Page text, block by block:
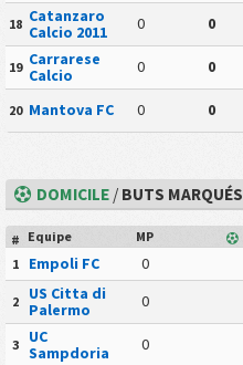
18 Catanzaro
Calcio 2011
0 0
19 Carrarese
Calcio
0 0
20 Mantova FC 0 0
DOMICILE /BUTS MARQUÉS
# Equipe MP
1
Empoli FC 0
2
US Citta di
Palermo
0
3
UC
Sampdoria
0